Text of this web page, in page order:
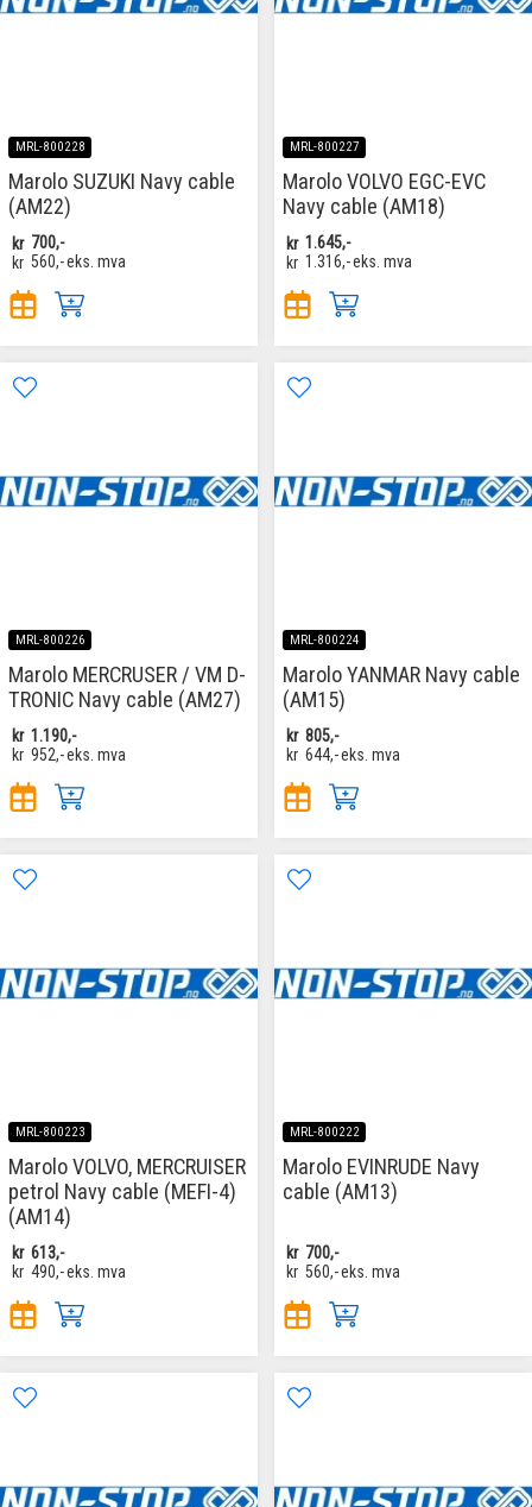
MRL-800228
Marolo SUZUKI Navy cable
(AM22)
kr 700,-
kr 560,-eks. mva
MRL-800227
Marolo VOLVO EGC-EVC
Navy cable (AM18)
kr 1.645,-
kr 1.316,-eks. mva
MRL-800226
Marolo MERCRUSER / VM D-
TRONIC Navy cable (AM27)
kr 1.190,-
kr 952,-eks. mva
MRL-800224
Marolo YANMAR Navy cable
(AM15)
kr 805,-
kr 644,-eks. mva
MRL-800223
Marolo VOLVO, MERCRUISER
petrol Navy cable (MEFI-4)
(AM14)
kr 613,-
kr 490,-eks. mva
MRL-800222
Marolo EVINRUDE Navy
cable (AM13)
kr 700,-
kr 560,-eks. mva